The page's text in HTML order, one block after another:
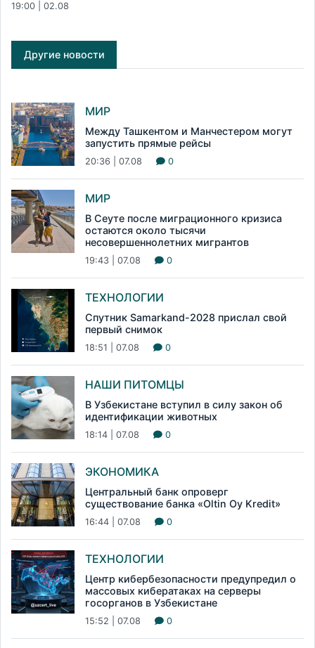
19:00 | 02.08
Другие новости
МИР
Между Ташкентом и Манчестером могут
запустить прямые рейсы
20:36 | 07.08 0
МИР
В Сеуте после миграционного кризиса
остаются около тысячи
несовершеннолетних мигрантов
19:43 | 07.08 0
ТЕХНОЛОГИИ
Спутник Samarkand-2028 прислал свой
первый снимок
18:51 | 07.08 0
НАШИ ПИТОМЦЫ
В Узбекистане вступил в силу закон об
идентификации животных
18:14 | 07.08 0
ЭКОНОМИКА
Центральный банк опроверг
существование банка «Oltin Oy Kredit»
16:44 | 07.08 0
ТЕХНОЛОГИИ
Центр кибербезопасности предупредил о
массовых кибератаках на серверы
госорганов в Узбекистане
15:52 | 07.08 0